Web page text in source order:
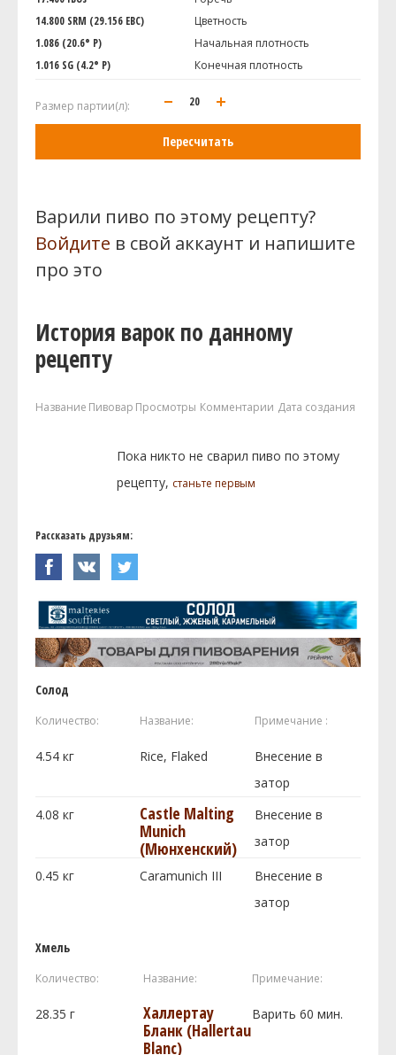
14.800 SRM (29.156 EBC)
Цветность
1.086 (20.6° P)
Начальная плотность
1.016 SG (4.2° P)
Конечная плотность
Размер партии(л):
Пересчитать
Варили пиво по этому рецепту?
Войдите в свой аккаунт и напишите
про это
История варок по данному
рецепту
Название Пивовар Просмотры Комментарии Дата создания
Пока никто не сварил пиво по этому
рецепту, станьте первым
Рассказать друзьям:
Солод
Количество: Название: Примечание :
4.54 кг Rice, Flaked
Внесение в
затор
4.08 кг
Castle Malting
Munich
(Мюнхенский)
Внесение в
затор
0.45 кг Caramunich III
Внесение в
затор
Хмель
Количество: Название: Примечание:
28.35 г
Халлертау
Бланк (Hallertau
Blanc)
Варить 60 мин.